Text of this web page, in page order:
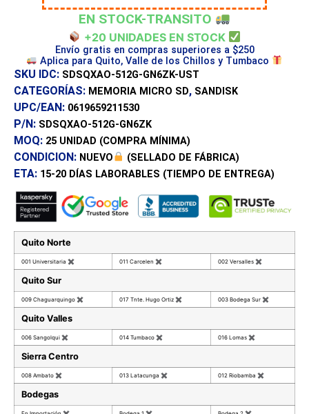
EN STOCK-TRANSITO
+20 UNIDADES EN STOCK
Envío gratis en compras superiores a $250
Aplica para Quito, Valle de los Chillos y Tumbaco
SKU IDC: SDSQXAO-512G-GN6ZK-UST
CATEGORÍAS: MEMORIA MICRO SD, SANDISK
UPC/EAN: 0619659211530
P/N: SDSQXAO-512G-GN6ZK
MOQ: 25 UNIDAD (COMPRA MÍNIMA)
CONDICION: NUEVO (SELLADO DE FÁBRICA)
ETA: 15-20 DÍAS LABORABLES (TIEMPO DE ENTREGA)
Quito Norte
001 Universitaria ✖ 011 Carcelen ✖ 002 Versalles ✖
Quito Sur
009 Chaguarquingo ✖ 017 Tnte. Hugo Ortiz ✖ 003 Bodega Sur ✖
Quito Valles
006 Sangolqui ✖ 014 Tumbaco ✖ 016 Lomas ✖
Sierra Centro
008 Ambato ✖ 013 Latacunga ✖ 012 Riobamba ✖
Bodegas